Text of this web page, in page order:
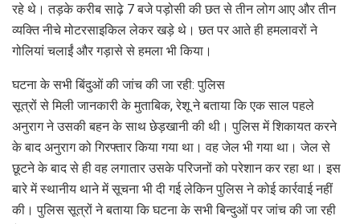
रहे थे। तड़के करीब साढ़े 7 बजे पड़ोसी की छत से तीन लोग आए और तीन
व्यक्ति नीचे मोटरसाइकिल लेकर खड़े थे। छत पर आते ही हमलावरों ने
गोलियां चलाईं और गड़ासे से हमला भी किया।
घटना के सभी बिंदुओं की जांच की जा रही: पुलिस
सूत्रों से मिली जानकारी के मुताबिक, रेशू ने बताया कि एक साल पहले
अनुराग ने उसकी बहन के साथ छेड़खानी की थी। पुलिस में शिकायत करने
के बाद अनुराग को गिरफ्तार किया गया था। वह जेल भी गया था। जेल से
छूटने के बाद से ही वह लगातार उसके परिजनों को परेशान कर रहा था। इस
बारे में स्थानीय थाने में सूचना भी दी गई लेकिन पुलिस ने कोई कार्रवाई नहीं
की। पुलिस सूत्रों ने बताया कि घटना के सभी बिन्दुओं पर जांच की जा रही